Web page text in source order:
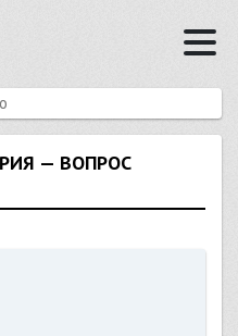
— ВОПРОС